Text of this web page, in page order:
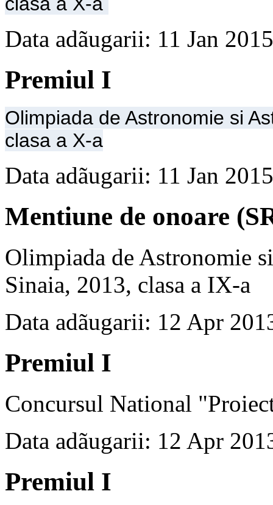
Data adãugarii: 11 Jan 2015
Premiul I
Olimpiada de Astronomie si
clasa a X-a
Data adãugarii: 11 Jan 2015
Mentiune de onoare
Olimpiada de Astronomie
Sinaia, 2013, clasa a IX-a
Data adãugarii: 12 Apr
Premiul I
Concursul National
Data adãugarii: 12 Apr
Premiul I